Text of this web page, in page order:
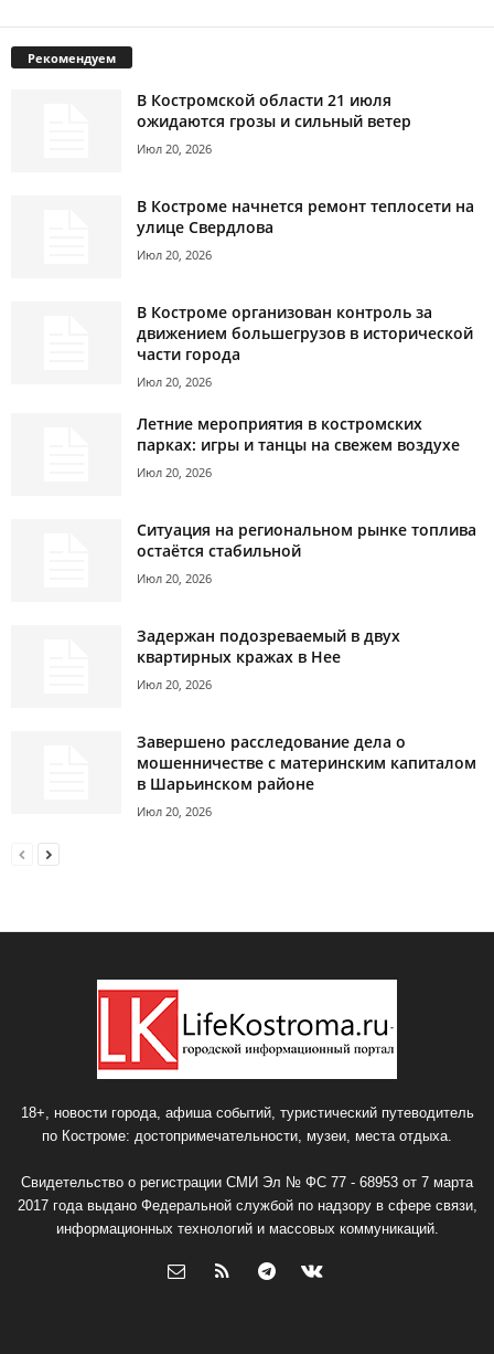
Рекомендуем
В Костромской области 21 июля
ожидаются грозы и сильный ветер
Июл 20, 2026
В Костроме начнется ремонт теплосети на
улице Свердлова
Июл 20, 2026
В Костроме организован контроль за
движением большегрузов в исторической
части города
Июл 20, 2026
Летние мероприятия в костромских
парках: игры и танцы на свежем воздухе
Июл 20, 2026
Ситуация на региональном рынке топлива
остаётся стабильной
Июл 20, 2026
Задержан подозреваемый в двух
квартирных кражах в Нее
Июл 20, 2026
Завершено расследование дела о
мошенничестве с материнским капиталом
в Шарьинском районе
Июл 20, 2026
18+, новости города, афиша событий, туристический путеводитель
по Костроме: достопримечательности, музеи, места отдыха.
Свидетельство о регистрации СМИ Эл № ФС 77 - 68953 от 7 марта
2017 года выдано Федеральной службой по надзору в сфере связи,
информационных технологий и массовых коммуникаций.